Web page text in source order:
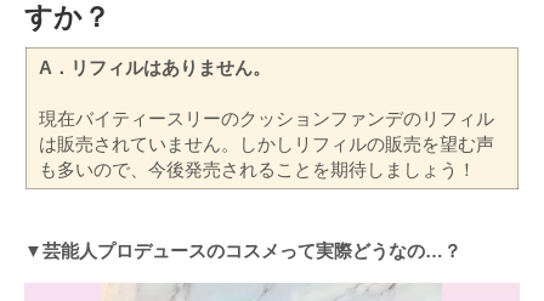
すか？
A．リフィルはありません。
現在バイティースリーのクッションファンデのリフィル
は販売されていません。しかしリフィルの販売を望む声
も多いので、今後発売されることを期待しましょう！
▼芸能人プロデュースのコスメって実際どうなの…？